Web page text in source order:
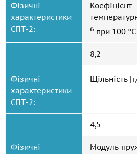
Фізичні
характеристики
СПТ-2:
6 при 100
8,2
Фізичні
характеристики
СПТ-2:
Щільність
4,5
Фізичні Модуль